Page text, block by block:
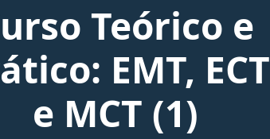
Teórico e
EMT, ECT
e MCT (1)